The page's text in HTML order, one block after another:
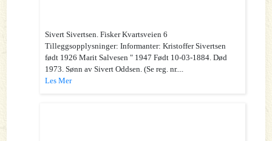
Sivert Sivertsen. Fisker Kvartsveien 6
Tilleggsopplysninger: Informanter: Kristoffer Sivertsen
født 1926 Marit Salvesen " 1947 Født 10-03-1884. Død
1973. Sønn av Sivert Oddsen. (Se reg. nr....
Les Mer